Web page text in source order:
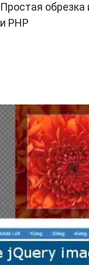
Простая
и PHP